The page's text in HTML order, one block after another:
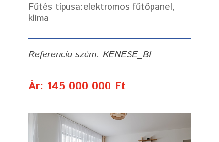
Fűtés típusa:elektromos fűtőpanel,
klíma
Referencia szám: KENESE_BI
Ár: 145 000 000 Ft